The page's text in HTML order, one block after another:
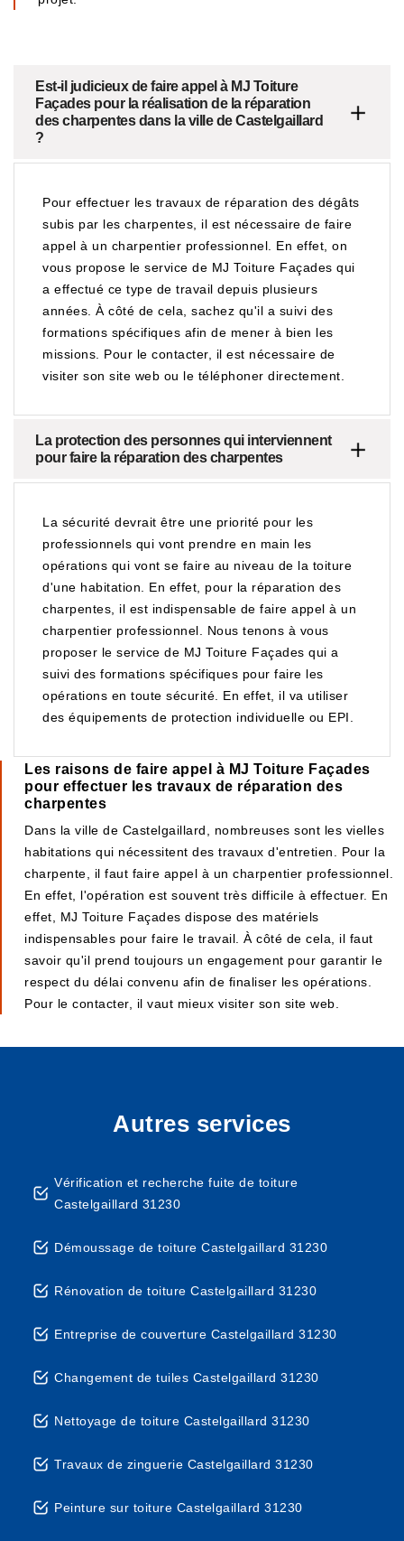
Est-il judicieux de faire appel à MJ Toiture
Façades pour la réalisation de la réparation
des charpentes dans la ville de Castelgaillard
?
Pour effectuer les travaux de réparation des dégâts
subis par les charpentes, il est nécessaire de faire
appel à un charpentier professionnel. En effet, on
vous propose le service de MJ Toiture Façades qui
a effectué ce type de travail depuis plusieurs
années. À côté de cela, sachez qu'il a suivi des
formations spécifiques afin de mener à bien les
missions. Pour le contacter, il est nécessaire de
visiter son site web ou le téléphoner directement.
La protection des personnes qui interviennent
pour faire la réparation des charpentes
La sécurité devrait être une priorité pour les
professionnels qui vont prendre en main les
opérations qui vont se faire au niveau de la toiture
d'une habitation. En effet, pour la réparation des
charpentes, il est indispensable de faire appel à un
charpentier professionnel. Nous tenons à vous
proposer le service de MJ Toiture Façades qui a
suivi des formations spécifiques pour faire les
opérations en toute sécurité. En effet, il va utiliser
des équipements de protection individuelle ou EPI.
Les raisons de faire appel à MJ Toiture Façades
pour effectuer les travaux de réparation des
charpentes
Dans la ville de Castelgaillard, nombreuses sont les vielles
habitations qui nécessitent des travaux d'entretien. Pour la
charpente, il faut faire appel à un charpentier professionnel.
En effet, l'opération est souvent très difficile à effectuer. En
effet, MJ Toiture Façades dispose des matériels
indispensables pour faire le travail. À côté de cela, il faut
savoir qu'il prend toujours un engagement pour garantir le
respect du délai convenu afin de finaliser les opérations.
Pour le contacter, il vaut mieux visiter son site web.
Autres services
Vérification et recherche fuite de toiture
Castelgaillard 31230
Démoussage de toiture Castelgaillard 31230
Rénovation de toiture Castelgaillard 31230
Entreprise de couverture Castelgaillard 31230
Changement de tuiles Castelgaillard 31230
Nettoyage de toiture Castelgaillard 31230
Travaux de zinguerie Castelgaillard 31230
Peinture sur toiture Castelgaillard 31230